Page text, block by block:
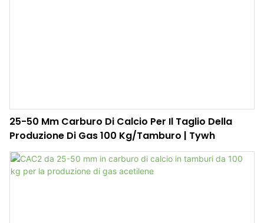
25-50 Mm Carburo Di Calcio Per Il Taglio Della
Produzione Di Gas 100 Kg/tamburo | Tywh